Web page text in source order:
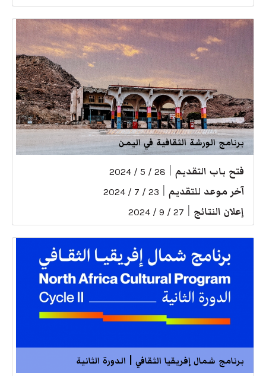
برنامج الورشة الثقافية في اليمن
فتح باب التقديم 28 / 5 / 2024
آخر موعد للتقديم 23 / 7 / 2024
إعلان النتائج 27 / 9 / 2024
برنامج شمال إفريقيا الثقافي | الدورة الثانية